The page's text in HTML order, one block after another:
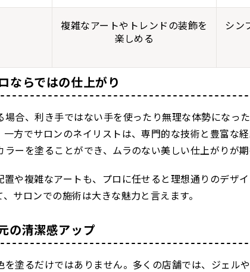
複雑なアートやトレンドの装飾を
楽しめる
シン
ならではの仕上がり
場合、利き手ではない手を使ったり無理な体勢になっ
方でサロンのネイリストは、専門的な技術と豊富な
ーを塗ることができ、ムラのない美しい仕上がりが期
置や複雑なアートも、プロに任せると理想通りのデザ
サロンでの施術は大きな魅力と言えます。
の清潔感アップ
を塗るだけではありません。多くの店舗では、ジェル